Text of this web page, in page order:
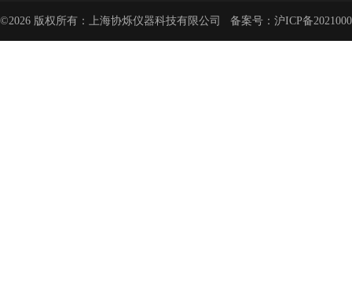
©2026 版权所有：上海协烁仪器科技有限公司 备案号： 沪ICP备